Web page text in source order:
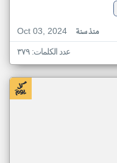
Oct 03, 2024
منذ سنة
عدد الكلمات: ٣٧٩